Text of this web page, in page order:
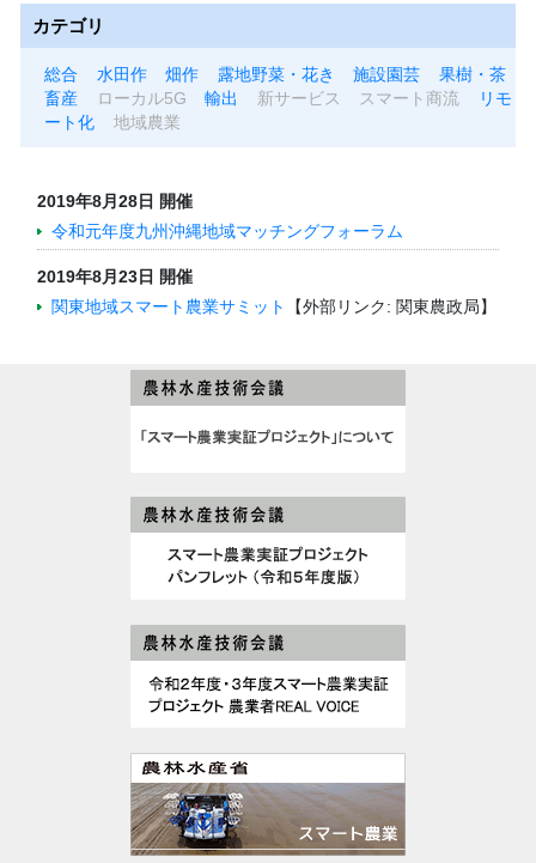
カテゴリ
総合 水田作 畑作 露地野菜・花き 施設園芸
果樹・茶
畜産
ローカル5G 輸出 新サービス スマート商流
リモ
ート化
地域農業
2019年8月28日 開催
令和元年度九州沖縄地域マッチングフォーラム
2019年8月23日 開催
関東地域スマート農業サミット
【外部リンク: 関東農政局】